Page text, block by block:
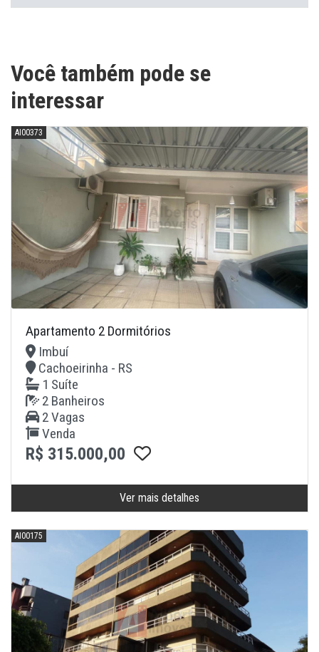
Você também pode se
interessar
AI00373
Apartamento 2 Dormitórios
Imbuí
Cachoeirinha - RS
1 Suíte
2 Banheiros
2 Vagas
Venda
R$ 315.000,00
Ver mais detalhes
AI00175